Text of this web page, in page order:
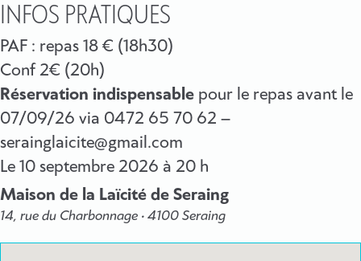
INFOS PRATIQUES
PAF : repas 18 € (18h30)
Conf 2€ (20h)
Réservation indispensable pour le repas avant le
07/09/26 via 0472 65 70 62 –
serainglaicite@gmail.com
Le 10 septembre 2026 à 20 h
Maison de la Laïcité de Seraing
14, rue du Charbonnage • 4100 Seraing